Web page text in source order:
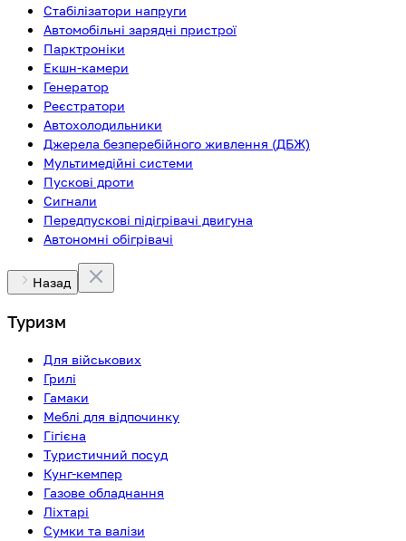
Стабілізатори напруги
Автомобільні зарядні пристрої
Парктроніки
Екшн-камери
Генератор
Реєстратори
Автохолодильники
Джерела безперебійного живлення (ДБЖ)
Мультимедійні системи
Пускові дроти
Сигнали
Передпускові підігрівачі двигуна
Автономні обігрівачі
Назад
Туризм
Для військових
Грилі
Гамаки
Меблі для відпочинку
Гігієна
Туристичний посуд
Кунг-кемпер
Газове обладнання
Ліхтарі
Сумки та валізи